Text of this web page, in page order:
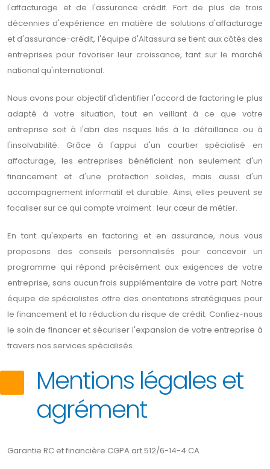
l'affacturage et de l'assurance crédit. Fort de plus de trois
décennies d'expérience en matière de solutions d'affacturage
et d'assurance-crédit, l'équipe d'Altassura se tient aux côtés des
entreprises pour favoriser leur croissance, tant sur le marché
national qu'international.
Nous avons pour objectif d'identifier l'accord de factoring le plus
adapté à votre situation, tout en veillant à ce que votre
entreprise soit à l'abri des risques liés à la défaillance ou à
l'insolvabilité. Grâce à l'appui d'un courtier spécialisé en
affacturage, les entreprises bénéficient non seulement d'un
financement et d'une protection solides, mais aussi d'un
accompagnement informatif et durable. Ainsi, elles peuvent se
focaliser sur ce qui compte vraiment : leur cœur de métier.
En tant qu'experts en factoring et en assurance, nous vous
proposons des conseils personnalisés pour concevoir un
programme qui répond précisément aux exigences de votre
entreprise, sans aucun frais supplémentaire de votre part. Notre
équipe de spécialistes offre des orientations stratégiques pour
le financement et la réduction du risque de crédit. Confiez-nous
le soin de financer et sécuriser l'expansion de votre entreprise à
travers nos services spécialisés.
Mentions légales et
agrément
Garantie RC et financière CGPA art 512/6-14-4 CA